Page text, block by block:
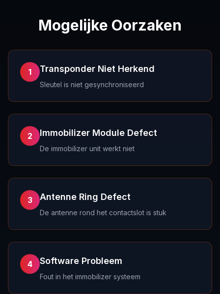
Mogelijke Oorzaken
1 Transponder Niet Herkend
Sleutel is niet gesynchroniseerd
2 Immobilizer Module Defect
De immobilizer unit werkt niet
3 Antenne Ring Defect
De antenne rond het contactslot is stuk
4 Software Probleem
Fout in het immobilizer systeem